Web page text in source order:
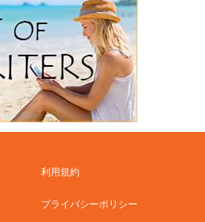
利用規約
プライバシーポリシー